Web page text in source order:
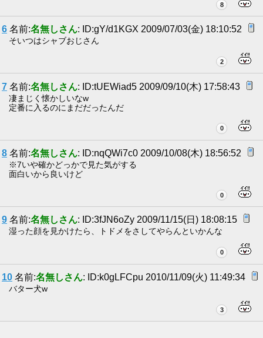
8
6 名前:名無しさん: ID:gY/d1KGX 2009/07/03(金) 18:10:52
そいつはシャブおじさん
2
7 名前:名無しさん: ID:tUEWiad5 2009/09/10(木) 17:58:43
凄まじく懐かしいなw
定番に入るのにまだだったんだ
0
8 名前:名無しさん: ID:nqQWi7c0 2009/10/08(木) 18:56:52
※7いや確かどっかで見た気がする
面白いから良いけど
0
9 名前:名無しさん: ID:3fJN6oZy 2009/11/15(日) 18:08:15
湿った顔を見かけたら、トドメをさしてやらんといかんな
0
10 名前:名無しさん: ID:k0gLFCpu 2010/11/09(火) 11:49:34
バター犬w
3